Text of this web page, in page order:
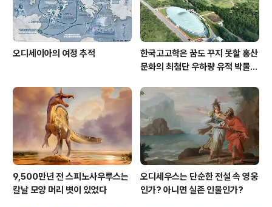
오디세이아의 여정 추적
한국고고학은 꿈도 꾸지 못할 홍산
문화의 최첨단 우하량 유적 박물관
9,500만년 전 스피노사우루스는
칼날 모양 머리 볏이 있었다
오디세우스는 단순한 전설 속 영웅
인가? 아니면 실존 인물인가?